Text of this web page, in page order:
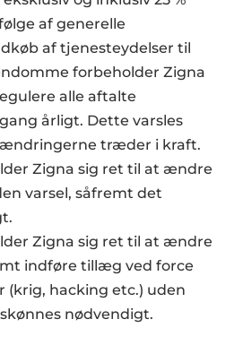
af generelle
af tjenesteydelser til
forbeholder Zigna
alle aftalte
årligt. Dette varsles
ændringerne træder i kraft.
Zigna sig ret til at ændre
varsel, såfremt det
Zigna sig ret til at ændre
indføre tillæg ved force
(krig, hacking etc.) uden
nødvendigt.